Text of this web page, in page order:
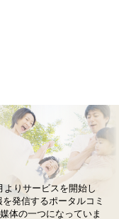
よりサービスを開始し
発信するポータルコミ
体の一つになっていま